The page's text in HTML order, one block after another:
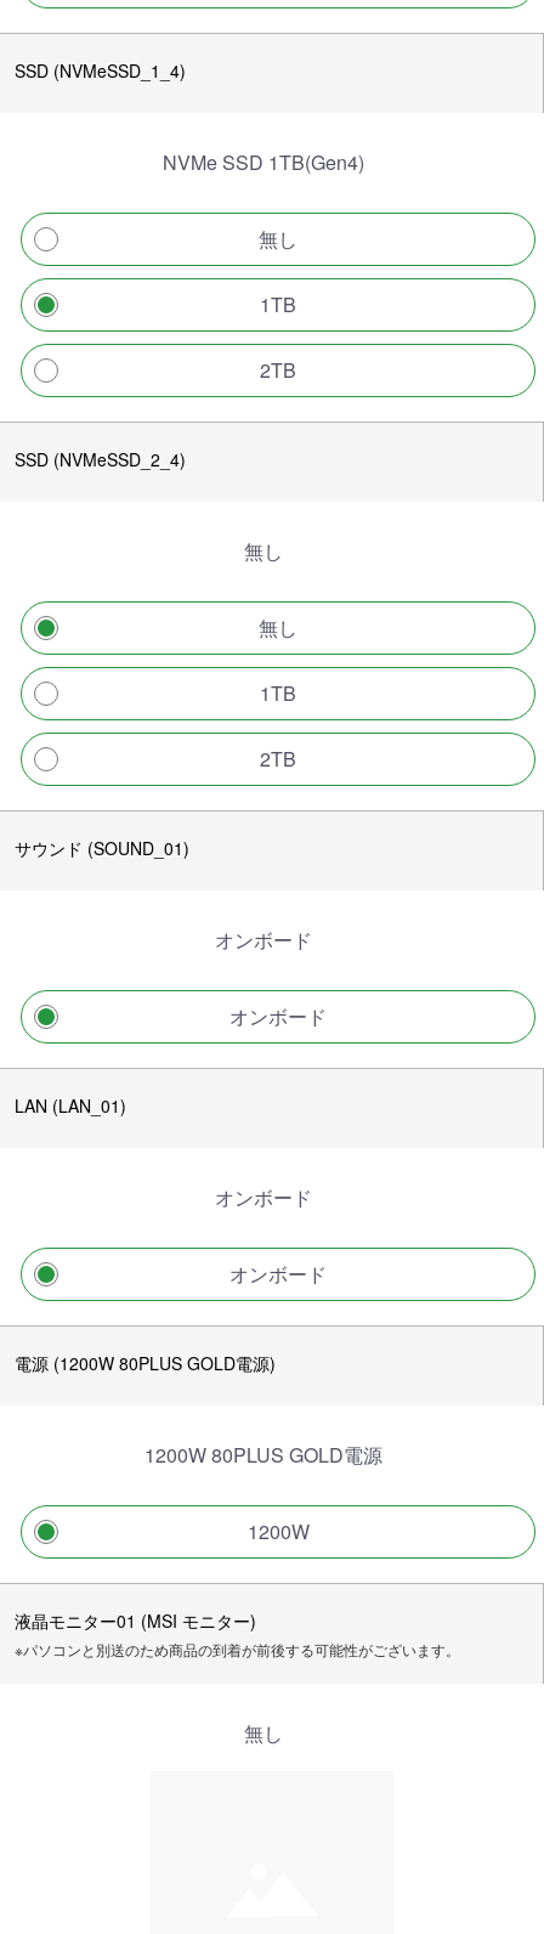
SSD (NVMeSSD_1_4)
NVMe SSD 1TB(Gen4)
無し
1TB
2TB
SSD (NVMeSSD_2_4)
無し
無し
1TB
2TB
サウンド (SOUND_01)
オンボード
オンボード
LAN (LAN_01)
オンボード
オンボード
電源 (1200W 80PLUS GOLD電源)
1200W 80PLUS GOLD電源
1200W
液晶モニター01 (MSI モニター)
※パソコンと別送のため商品の到着が前後する可能性がございます。
無し